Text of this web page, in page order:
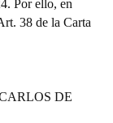
Por ello, en
38 de la Carta
DE